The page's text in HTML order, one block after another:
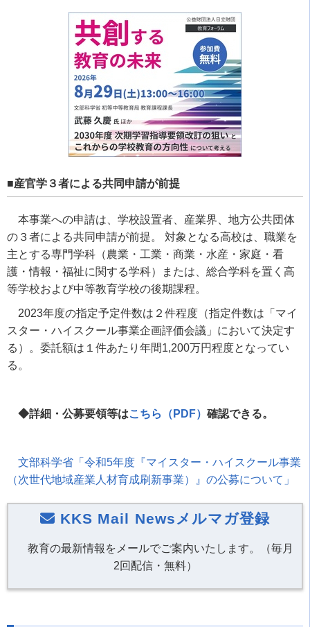
■産官学３者による共同申請が前提
本事業への申請は、学校設置者、産業界、地方公共団体
の３者による共同申請が前提。 対象となる高校は、職業を
主とする専門学科（農業・工業・商業・水産・家庭・看
護・情報・福祉に関する学科）または、総合学科を置く高
等学校および中等教育学校の後期課程。
2023年度の指定予定件数は２件程度（指定件数は「マイ
スター・ハイスクール事業企画評価会議」において決定す
る）。委託額は１件あたり年間1,200万円程度となってい
る。
◆詳細・公募要領等はこちら（PDF） 確認できる。
文部科学省「令和5年度『マイスター・ハイスクール事業
（次世代地域産業人材育成刷新事業）』の公募について」
KKS Mail Newsメルマガ登録
教育の最新情報をメールでご案内いたします。（毎月
2回配信・無料）